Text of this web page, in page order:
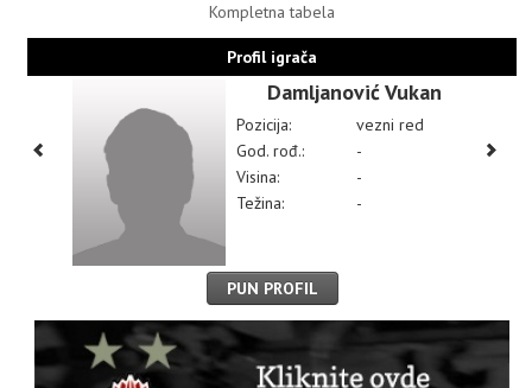
Kompletna tabela
Profil igrača
Damljanović Vukan
Pozicija:
vezni red
God. rođ.:
-
Visina:
-
Težina:
-
PUN PROFIL